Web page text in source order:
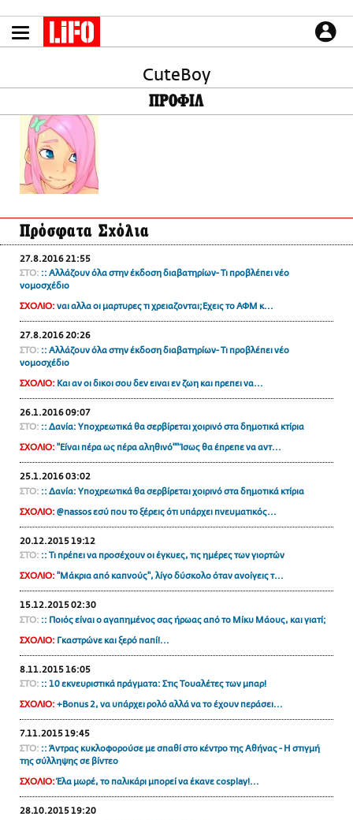
το
περιεχόμενο
LIFO SHOP
NEWSLETTER
ΜΙΚΡΟΠΡΑΓΜΑΤΑ
THE GOOD LIFO
LIFOLAND
CITY GUIDE
ΑΜΠΑ
PRINT
CULTURE
ΤΡΟΠΟΣ ΖΩΗΣ
PODCASTS
Plus
CuteBoy
ΠΡΟΦΙΛ
Πρόσφατα Σχόλια
27.8.2016 21:55
ΣΤΟ: :: Αλλάζουν όλα στην έκδοση διαβατηρίων- Τι προβλέπει νέο
νομοσχέδιο
ΣΧΟΛΙΟ: ναι αλλα οι μαρτυρες τι χρειαζονται;Εχεις το ΑΦΜ κ...
27.8.2016 20:26
ΣΤΟ: :: Αλλάζουν όλα στην έκδοση διαβατηρίων- Τι προβλέπει νέο
νομοσχέδιο
ΣΧΟΛΙΟ: Και αν οι δικοι σου δεν ειναι εν ζωη και πρεπει να...
26.1.2016 09:07
ΣΤΟ: :: Δανία: Υποχρεωτικά θα σερβίρεται χοιρινό στα δημοτικά κτίρια
ΣΧΟΛΙΟ: "Είναι πέρα ως πέρα αληθινό""Ίσως θα έπρεπε να αντ...
25.1.2016 03:02
ΣΤΟ: :: Δανία: Υποχρεωτικά θα σερβίρεται χοιρινό στα δημοτικά κτίρια
ΣΧΟΛΙΟ: @nassos εσύ που το ξέρεις ότι υπάρχει πνευματικός...
20.12.2015 19:12
ΣΤΟ: :: Τι πρέπει να προσέχουν οι έγκυες, τις ημέρες των γιορτών
ΣΧΟΛΙΟ: "Μάκρια από καπνούς", λίγο δύσκολο όταν ανοίγεις τ...
15.12.2015 02:30
ΣΤΟ: :: Ποιός είναι ο αγαπημένος σας ήρωας από το Μίκυ Μάους, και γιατί;
ΣΧΟΛΙΟ: Γκαστρώνε και ξερό παπί!...
8.11.2015 16:05
ΣΤΟ: :: 10 εκνευριστικά πράγματα: Στις Τουαλέτες των μπαρ!
ΣΧΟΛΙΟ: +Bonus 2, να υπάρχει ρολό αλλά να το έχουν περάσει...
7.11.2015 19:45
ΣΤΟ: :: Άντρας κυκλοφορούσε με σπαθί στο κέντρο της Αθήνας - Η στιγμή
της σύλληψης σε βίντεο
ΣΧΟΛΙΟ: Έλα μωρέ, το παλικάρι μπορεί να έκανε cosplay!...
28.10.2015 19:20